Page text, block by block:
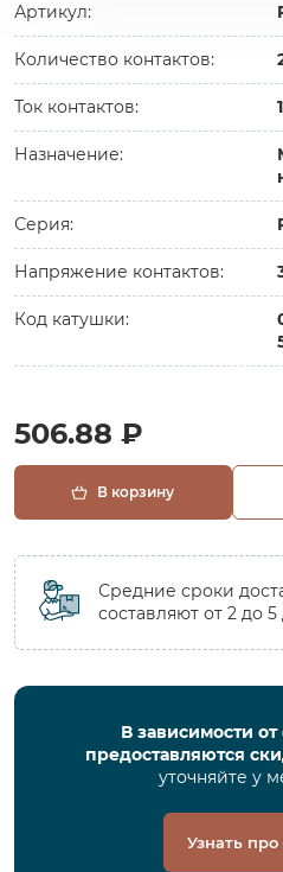
Артикул:
Количество контактов:
Ток контактов:
Назначение:
Серия:
Напряжение контактов:
Код катушки:
506.88 ₽
В корзину
Средние сроки
составляют от 2 до
В зависимости от
предоставляются
уточняйте у
Узнать